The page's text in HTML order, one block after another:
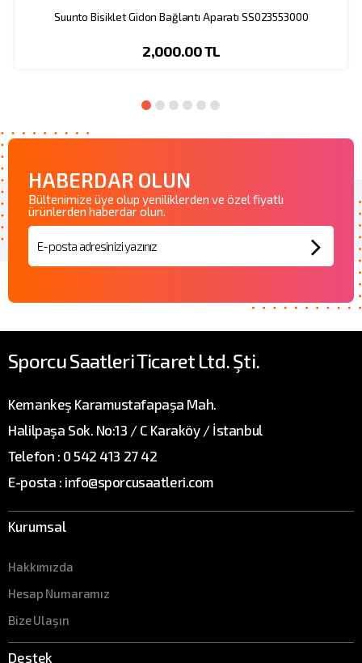
Suunto Bisiklet Gidon Bağlantı Aparatı SS023553000
2,000.00 TL
HABERDAR OLUN
Bültenimize üye olup yeniliklerden ve özel fiyatlı
ürünlerden haberdar olun.
Sporcu Saatleri Ticaret Ltd. Şti.
Kemankeş Karamustafapaşa Mah.
Halilpaşa Sok. No:13 / C Karaköy / İstanbul
Telefon : 0 542 413 27 42
E-posta : info@sporcusaatleri.com
Kurumsal
Hakkımızda
Hesap Numaramız
Bize Ulaşın
Destek